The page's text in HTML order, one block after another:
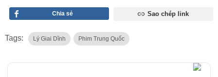
Chia sẻ Sao chép link
Tags: Lý Giai Dĩnh Phim Trung Quốc